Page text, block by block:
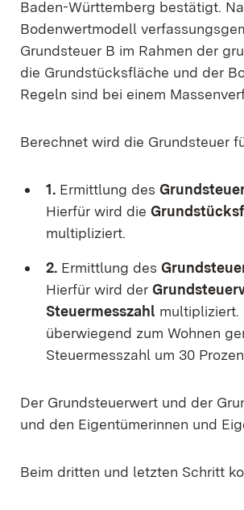
Baden-Württemberg bestätigt.
Bodenwertmodell
Grundsteuer B im Rahmen der
die Grundstücksfläche und der
Regeln sind bei einem
Berechnet wird die Grundsteuer
1. Ermittlung des
Hierfür wird die
multipliziert.
2. Ermittlung des
Hierfür wird der
Steuermesszahl multipliziert.
überwiegend zum Wohnen
Steuermesszahl um 30
Der Grundsteuerwert und der
und den Eigentümerinnen und
Beim dritten und letzten Schritt